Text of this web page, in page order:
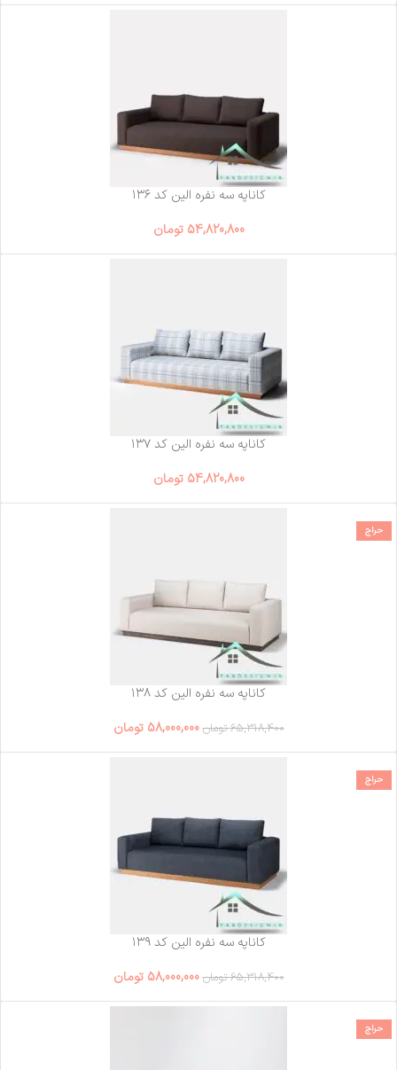
کاناپه سه نفره الین کد ۱۳۶
54,820,800 تومان
کاناپه سه نفره الین کد ۱۳۷
54,820,800 تومان
حراج
کاناپه سه نفره الین کد ۱۳۸
65,318,400 تومان 58,000,000 تومان
حراج
کاناپه سه نفره الین کد ۱۳۹
65,318,400 تومان 58,000,000 تومان
حراج